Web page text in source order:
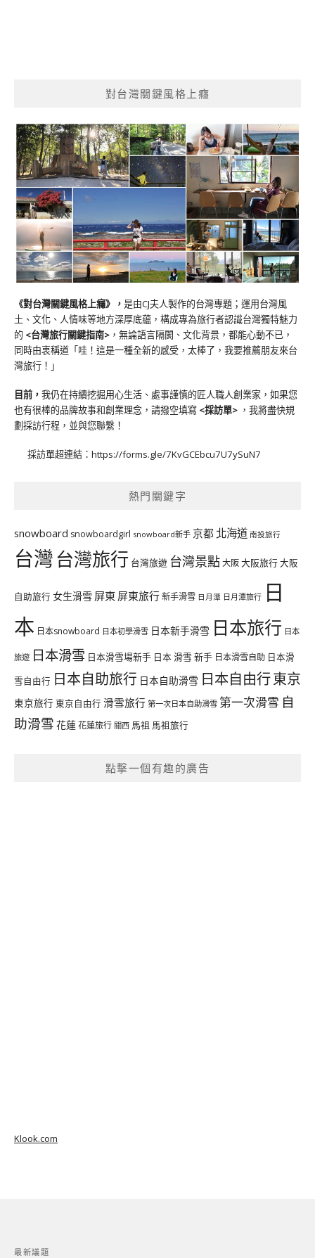
對台灣關鍵風格上癮
《對台灣關鍵風格上癮》 ， 是由CJ夫人製作的台灣專題；運用台灣風
土、文化、人情味等地方深厚底蘊，構成專為旅行者認識台灣獨特魅力
的 <台灣旅行關鍵指南> ，無論語言隔閡、文化背景，都能心動不已，
同時由衷稱道「哇！這是一種全新的感受，太棒了，我要推薦朋友來台
灣旅行！」
目前， 我仍在持續挖掘用心生活、處事謹慎的匠人職人創業家，如果您
也有很棒的品牌故事和創業理念，請撥空填寫 <採訪單> ，我將盡快規
劃採訪行程，並與您聯繫！
採訪單超連結： https://forms.gle/7KvGCEbcu7U7ySuN7
熱門關鍵字
snowboard snowboardgirl snowboard新手 京都 北海道 南投旅行
台灣台灣旅行 台灣旅遊 台灣景點大阪大阪旅行大阪
自助旅行 女生滑雪 屏東 屏東旅行新手滑雪 日月潭 日月潭旅行 日
本 日本snowboard 日本初學滑雪 日本新手滑雪 日本旅行 日本
旅遊 日本滑雪 日本滑雪場新手 日本 滑雪 新手 日本滑雪自助 日本滑
雪自由行 日本自助旅行 日本自助滑雪 日本自由行東京
東京旅行 東京自由行 滑雪旅行 第一次日本自助滑雪 第一次滑雪 自
助滑雪 花蓮花蓮旅行 關西 馬祖 馬祖旅行
點擊一個有趣的廣告
Klook.com
最新議題